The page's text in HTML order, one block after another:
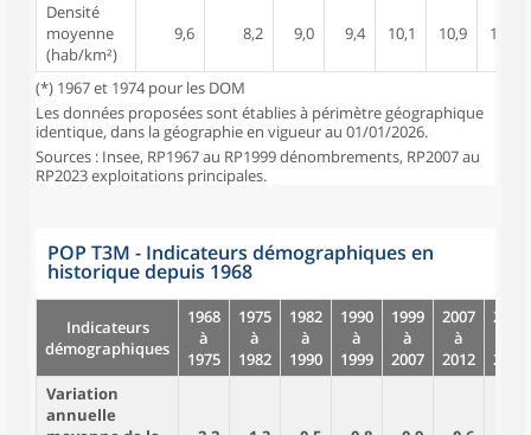
Densité
moyenne
(hab/km²)
9,6 8,2 9,0 9,4 10,1 10,9 11,2
(*) 1967 et 1974 pour les DOM
Les données proposées sont établies à périmètre géographique
identique, dans la géographie en vigueur au 01/01/2026.
Sources : Insee, RP1967 au RP1999 dénombrements, RP2007 au
RP2023 exploitations principales.
POP T3M - Indicateurs démographiques en
historique depuis 1968
Indicateurs
démographiques
1968
à
1975
1975
à
1982
1982
à
1990
1990
à
1999
1999
à
2007
2007
à
2012
2012
2017
Variation
annuelle